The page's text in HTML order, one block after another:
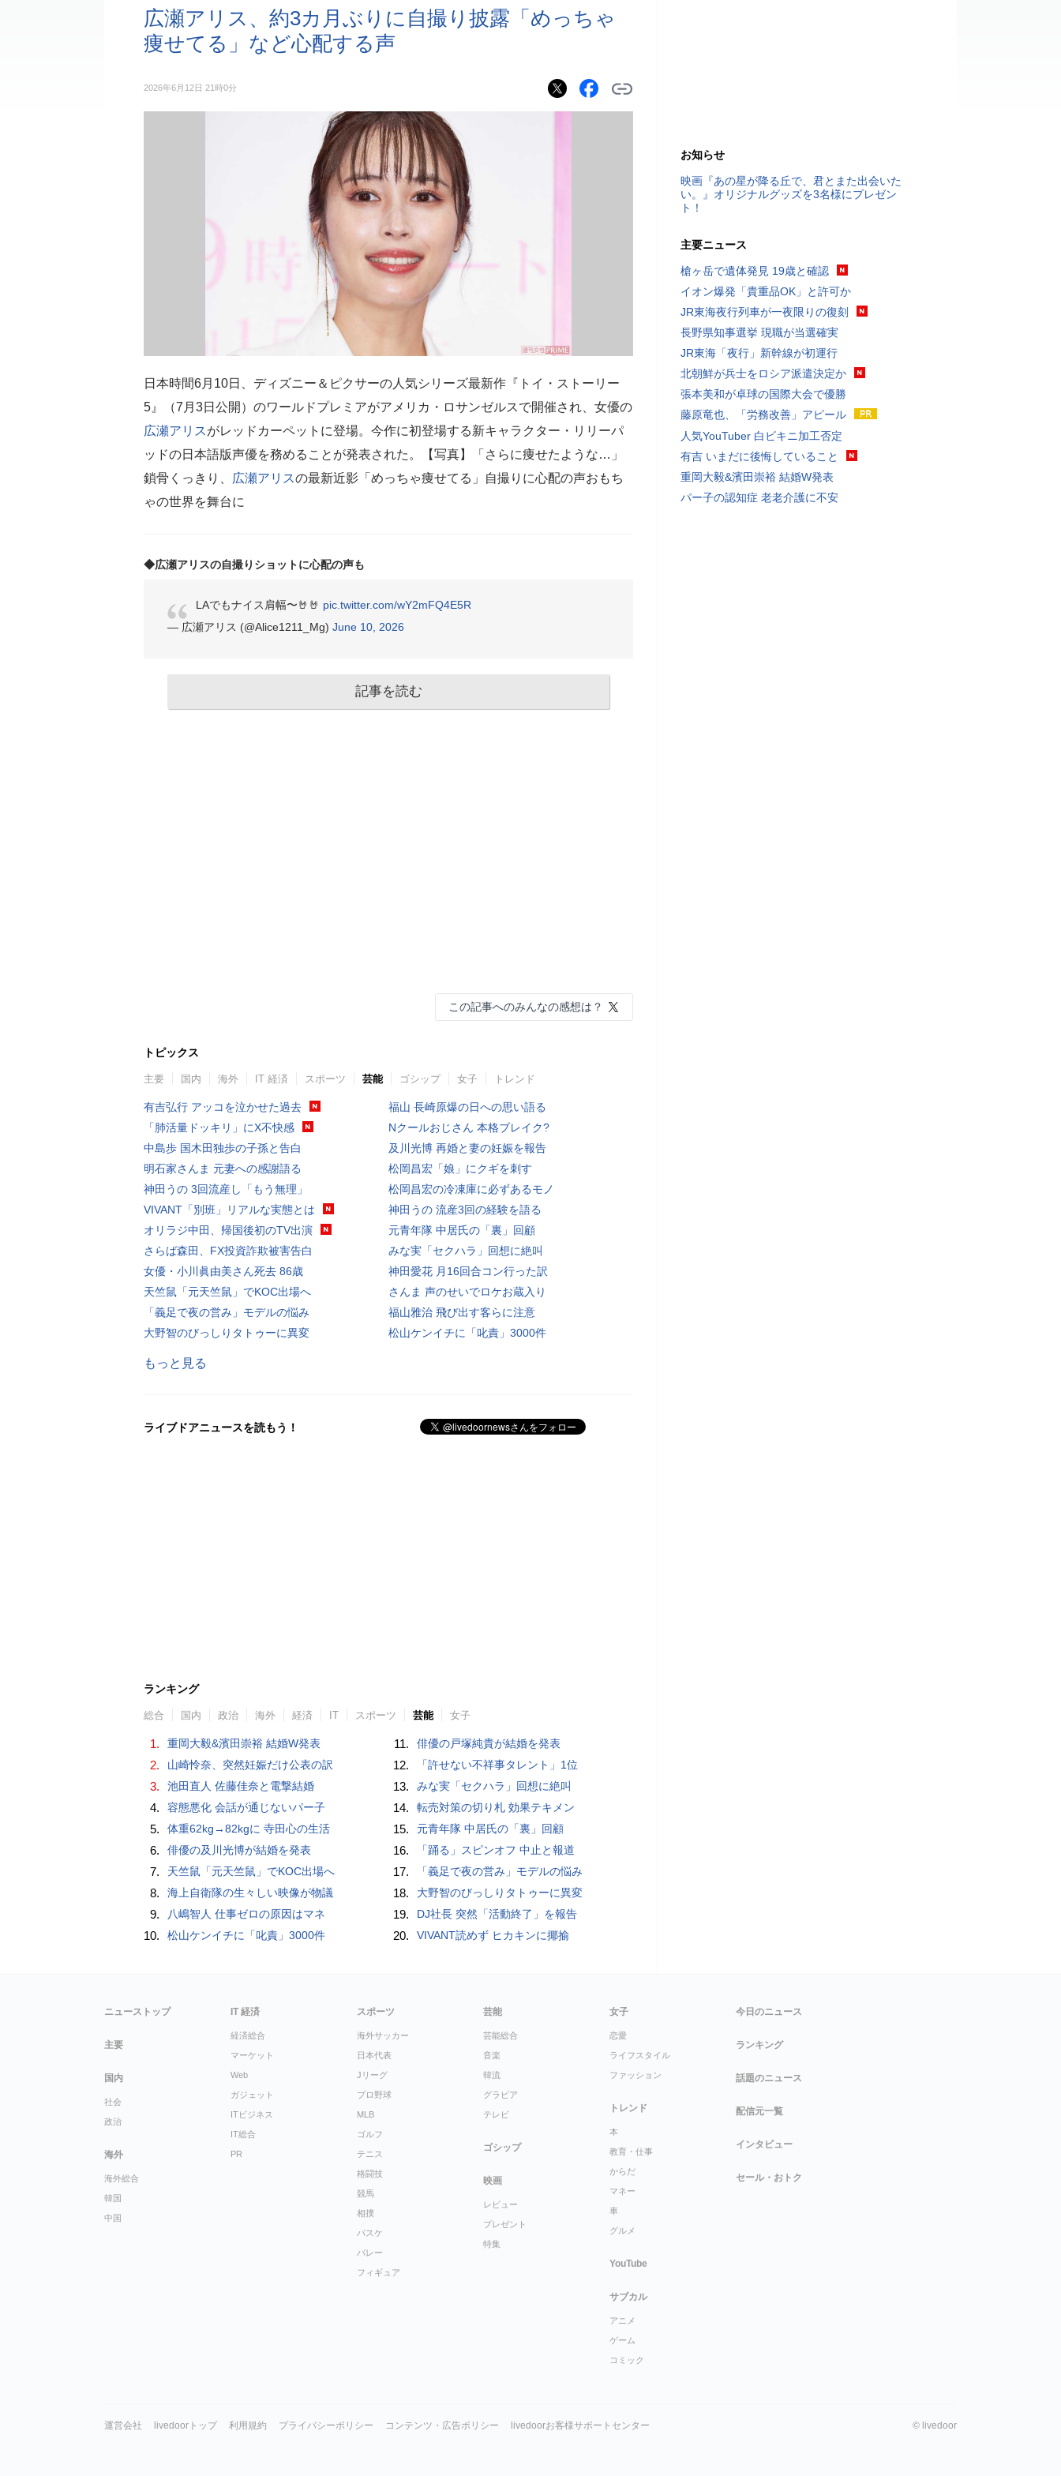
広瀬アリス、約3カ月ぶりに自撮り披露「めっちゃ
痩せてる」など心配する声
2026年6月12日 21時0分
日本時間6月10日、ディズニー＆ピクサーの人気シリーズ最新作『トイ・ストーリー
5』（7月3日公開）のワールドプレミアがアメリカ・ロサンゼルスで開催され、女優の
広瀬アリスがレッドカーペットに登場。今作に初登場する新キャラクター・リリーパ
ッドの日本語版声優を務めることが発表された。【写真】「さらに痩せたような…」
鎖骨くっきり、
広瀬アリスの最新近影「めっちゃ痩せてる」自撮りに心配の声おもち
ゃの世界を舞台に
◆広瀬アリスの自撮りショットに心配の声も
LAでもナイス肩幅〜🤘🤘 pic.twitter.com/wY2mFQ4E5R
— 広瀬アリス (@Alice1211_Mg) June 10, 2026
記事を読む
この記事へのみんなの感想は？
トピックス
主要 国内 海外 IT 経済 スポーツ 芸能 ゴシップ 女子 トレンド
有吉弘行 アッコを泣かせた過去
「肺活量ドッキリ」にX不快感
中島歩 国木田独歩の子孫と告白
明石家さんま 元妻への感謝語る
神田うの 3回流産し「もう無理」
VIVANT「別班」リアルな実態とは
オリラジ中田、帰国後初のTV出演
さらば森田、FX投資詐欺被害告白
女優・小川眞由美さん死去 86歳
天竺鼠「元天竺鼠」でKOC出場へ
「義足で夜の営み」モデルの悩み
大野智のびっしりタトゥーに異変
福山 長崎原爆の日への思い語る
Nクールおじさん 本格ブレイク?
及川光博 再婚と妻の妊娠を報告
松岡昌宏「娘」にクギを刺す
松岡昌宏の冷凍庫に必ずあるモノ
神田うの 流産3回の経験を語る
元青年隊 中居氏の「裏」回顧
みな実「セクハラ」回想に絶叫
神田愛花 月16回合コン行った訳
さんま 声のせいでロケお蔵入り
福山雅治 飛び出す客らに注意
松山ケンイチに「叱責」3000件
もっと見る
ライブドアニュースを読もう！
ランキング
総合 国内 政治 海外 経済 IT スポーツ 芸能 女子
1. 重岡大毅&濱田崇裕 結婚W発表
2. 山崎怜奈、突然妊娠だけ公表の訳
3. 池田直人 佐藤佳奈と電撃結婚
4. 容態悪化 会話が通じないパー子
5. 体重62kg→82kgに 寺田心の生活
6. 俳優の及川光博が結婚を発表
7. 天竺鼠「元天竺鼠」でKOC出場へ
8. 海上自衛隊の生々しい映像が物議
9. 八嶋智人 仕事ゼロの原因はマネ
10. 松山ケンイチに「叱責」3000件
11. 俳優の戸塚純貴が結婚を発表
12. 「許せない不祥事タレント」1位
13. みな実「セクハラ」回想に絶叫
14. 転売対策の切り札 効果テキメン
15. 元青年隊 中居氏の「裏」回顧
16. 「踊る」スピンオフ 中止と報道
17. 「義足で夜の営み」モデルの悩み
18. 大野智のびっしりタトゥーに異変
19. DJ社長 突然「活動終了」を報告
20. VIVANT読めず ヒカキンに揶揄
お知らせ
映画『あの星が降る丘で、君とまた出会いた
い。』オリジナルグッズを3名様にプレゼン
ト！
主要ニュース
槍ヶ岳で遺体発見 19歳と確認
イオン爆発「貴重品OK」と許可か
JR東海夜行列車が一夜限りの復刻
長野県知事選挙 現職が当選確実
JR東海「夜行」新幹線が初運行
北朝鮮が兵士をロシア派遣決定か
張本美和が卓球の国際大会で優勝
藤原竜也、「労務改善」アピール
人気YouTuber 白ビキニ加工否定
有吉 いまだに後悔していること
重岡大毅&濱田崇裕 結婚W発表
パー子の認知症 老老介護に不安
ニューストップ
主要
国内
社会
政治
海外
海外総合
韓国
中国
IT 経済
経済総合
マーケット
Web
ガジェット
ITビジネス
IT総合
PR
スポーツ
海外サッカー
日本代表
Jリーグ
プロ野球
MLB
ゴルフ
テニス
格闘技
競馬
相撲
バスケ
バレー
フィギュア
芸能
芸能総合
音楽
韓流
グラビア
テレビ
ゴシップ
映画
レビュー
プレゼント
特集
女子
恋愛
ライフスタイル
ファッション
トレンド
本
教育・仕事
からだ
マネー
車
グルメ
YouTube
サブカル
アニメ
ゲーム
コミック
今日のニュース
ランキング
話題のニュース
配信元一覧
インタビュー
セール・おトク
運営会社 livedoorトップ 利用規約 プライバシーポリシー コンテンツ・広告ポリシー livedoorお客様サポートセンター © livedoor